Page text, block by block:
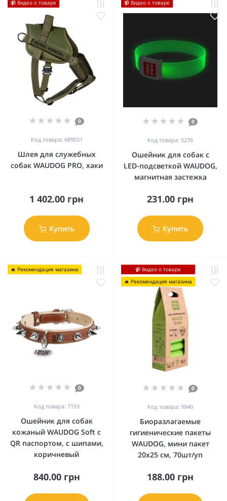
📹 Видео о товаре
0
Код товара: 689031
Шлея для служебных
собак WAUDOG PRO, хаки
1 402.00 грн
Купить
📹 Видео о товаре
0
Код товара: 5276
Ошейник для собак с
LED-подсветкой WAUDOG,
магнитная застежка
231.00 грн
Купить
🔥 Рекомендация магазина
0
Код товара: 7193
Ошейник для собак
кожаный WAUDOG Soft с
QR паспортом, с шипами,
коричневый
840.00 грн
📹 Видео о товаре
🔥 Рекомендация магазина
0
Код товара: 9940
Биоразлагаемые
гигиенические пакеты
WAUDOG, мини пакет
20х25 см, 70шт/уп
188.00 грн